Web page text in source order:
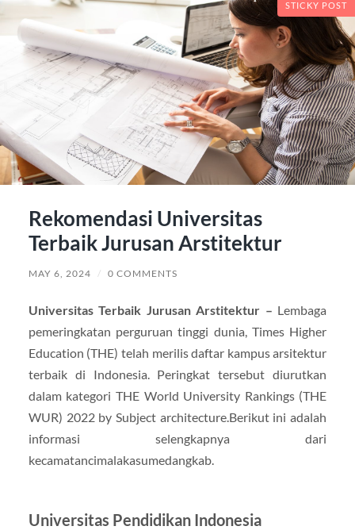
STICKY POST
Rekomendasi Universitas
Terbaik Jurusan Arstitektur
MAY 6, 2024 / 0 COMMENTS
Universitas Terbaik Jurusan Arstitektur – Lembaga
pemeringkatan perguruan tinggi dunia, Times Higher
Education (THE) telah merilis daftar kampus arsitektur
terbaik di Indonesia. Peringkat tersebut diurutkan
dalam kategori THE World University Rankings (THE
WUR) 2022 by Subject architecture.Berikut ini adalah
informasi selengkapnya dari
kecamatancimalakasumedangkab.
Universitas Pendidikan Indonesia